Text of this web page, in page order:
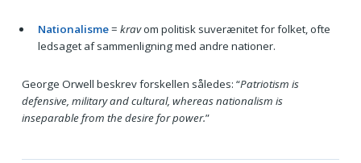
Nationalisme= kravom politisk suverænitet for folket, ofte
ledsaget af sammenligning med andre nationer.
George Orwell beskrev forskellen således: “Patriotism is
defensive, military and cultural, whereas nationalism is
inseparable from the desire for power.”